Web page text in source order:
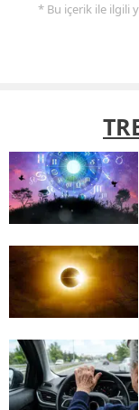
* Bu içerik ile ilgili